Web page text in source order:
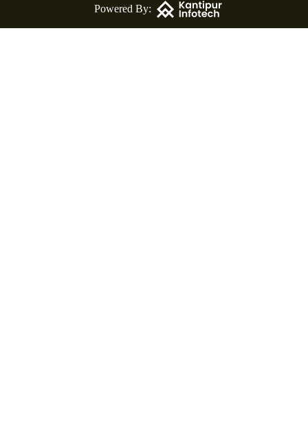
Powered By: